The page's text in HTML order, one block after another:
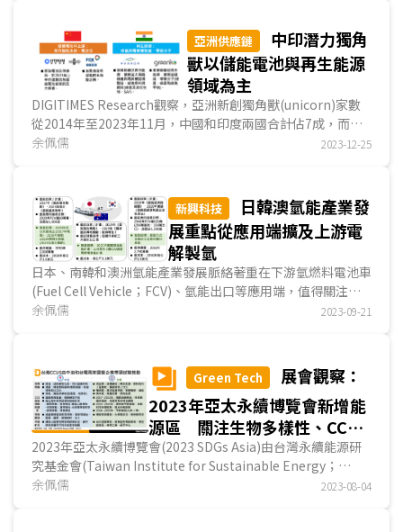
亞洲供應鏈
中印潛力獨角
獸以儲能電池與再生能源
領域為主
DIGITIMES Research觀察，亞洲新創獨角獸(unicorn)家數
從2014年至2023年11月，中國和印度兩國合計佔7成，而印
度新創獨角獸自2021年快速崛起的情況不容忽視。以領...
余佩儒 2023-12-25
新興科技
日韓澳氫能產業發
展重點從應用端擴及上游電
解製氫
日本、南韓和澳洲氫能產業發展脈絡著重在下游氫燃料電池車
(Fuel Cell Vehicle；FCV)、氫能出口等應用端，值得關注的
趨勢是，歐美氫能產業政策驅動全球綠氫產業發展，...
余佩儒 2023-09-21
Green Tech
展會觀察：
2023年亞太永續博覽會新增能
源區 關注生物多樣性、CCUS
及氫能等議題
2023年亞太永續博覽會(2023 SDGs Asia)由台灣永續能源研
究基金會(Taiwan Institute for Sustainable Energy；
TAISE)在台北舉辦，涵蓋博覽會、高峰會、論壇、頒獎...
余佩儒 2023-08-04